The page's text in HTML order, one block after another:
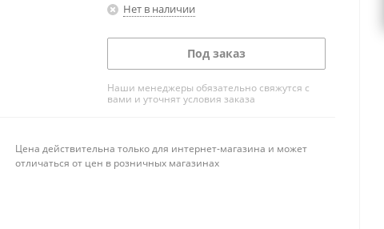
Нет в наличии
Под заказ
Наши менеджеры обязательно свяжутся с
вами и уточнят условия заказа
Цена действительна только для интернет-магазина и может
отличаться от цен в розничных магазинах